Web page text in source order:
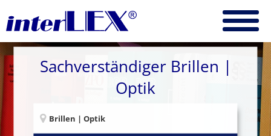
Sachverständiger Brillen |
Optik